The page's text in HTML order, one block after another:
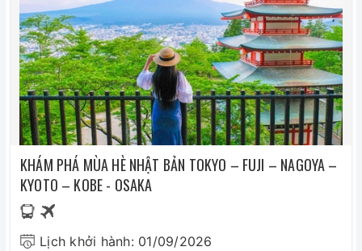
 Chi phí cá nhân: nước uống, giặt ủi, hành lý quá
cước, điện thoại, chụp hình…
 Các chi phí khác không nằm trong mục bao gồm.
KHÁM PHÁ MÙA HÈ NHẬT BẢN TOKYO – FUJI – NAGOYA –
KYOTO – KOBE - OSAKA
Lịch khởi hành: 01/09/2026